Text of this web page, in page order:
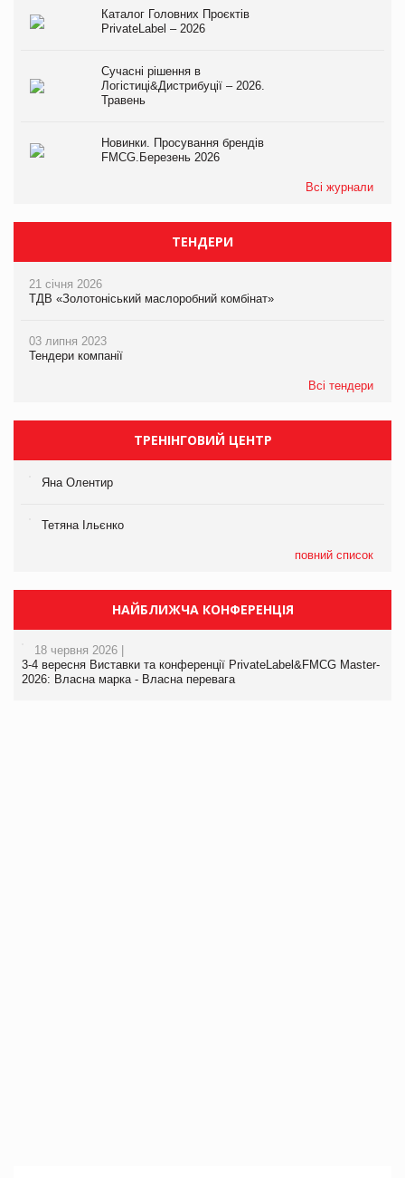
Каталог Головних Проєктів
PrivateLabel – 2026
Сучасні рішення в
Логістиці&Дистрибуції – 2026.
Травень
Новинки. Просування брендів
FMCG.Березень 2026
Всі журнали
ТЕНДЕРИ
21 січня 2026
ТДВ «Золотоніський маслоробний комбінат»
03 липня 2023
Тендери компанії
Всі тендери
ТРЕНІНГОВИЙ ЦЕНТР
Яна Олентир
Тетяна Ільєнко
повний список
НАЙБЛИЖЧА КОНФЕРЕНЦІЯ
18 червня 2026 |
3-4 вересня Виставки та конференції PrivateLabel&FMCG Master-
2026: Власна марка - Власна перевага